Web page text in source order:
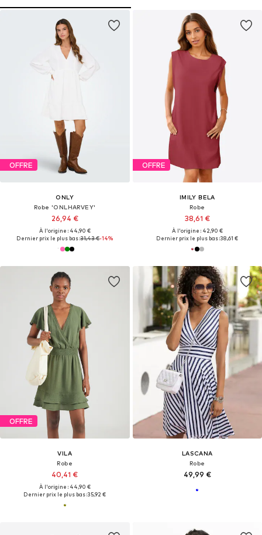
OFFRE
ONLY
Robe 'ONLHARVEY'
26,94 €
À l'origine : 44,90 €
Dernier prix le plus bas :31,43 €-14%
OFFRE
IMILY BELA
Robe
38,61 €
À l'origine : 42,90 €
Dernier prix le plus bas :38,61 €
OFFRE
VILA
Robe
40,41 €
À l'origine : 44,90 €
Dernier prix le plus bas :35,92 €
LASCANA
Robe
49,99 €